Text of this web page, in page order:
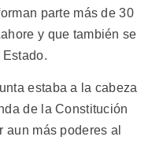
parte más de 30
y que también se
estaba a la cabeza
de la Constitución
aun más poderes al